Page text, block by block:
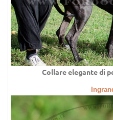
Collare elegante di